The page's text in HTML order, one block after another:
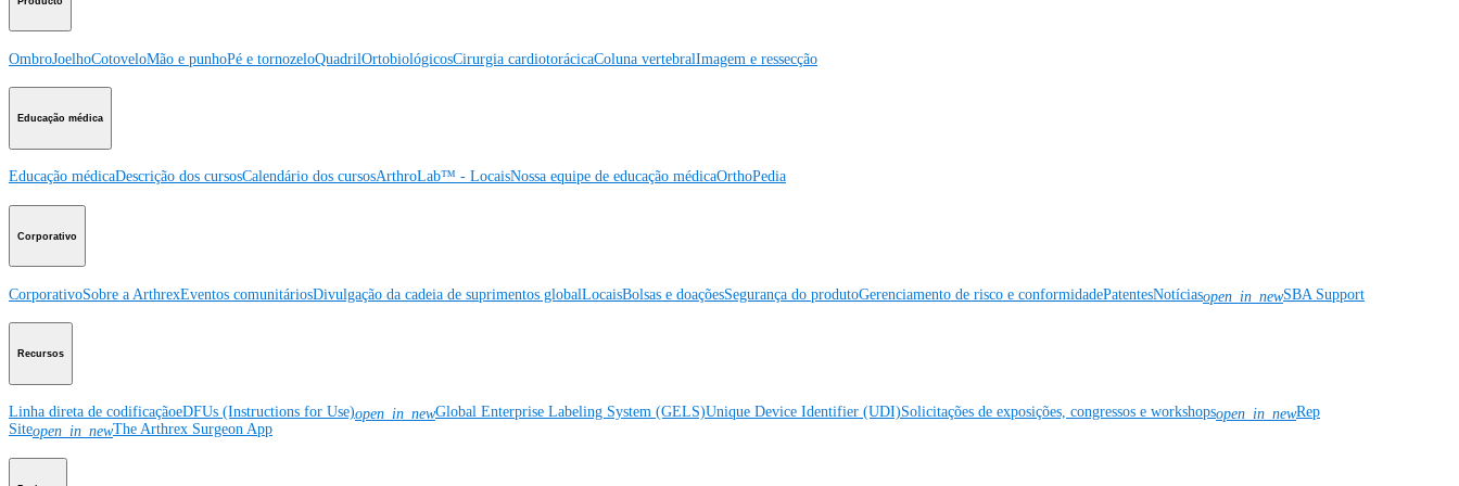
OmbroJoelhoCotoveloMão e punhoPé e tornozeloQuadrilOrtobiológicosCirurgia cardiotorácicaColuna vertebralImagem e ressecção
Educação médica
Educação médicaDescrição dos cursosCalendário dos cursosArthroLab™ - LocaisNossa equipe de educação médicaOrthoPedia
Corporativo
CorporativoSobre a ArthrexEventos comunitáriosDivulgação da cadeia de suprimentos globalLocaisBolsas e doaçõesSegurança do produtoGerenciamento de risco e conformidadePatentesNotíciasopen_in_newSBA Support
Recursos
Linha direta de codificaçãoeDFUs (Instructions for Use)open_in_newGlobal Enterprise Labeling System (GELS)Unique Device Identifier (UDI)Solicitações de exposições, congressos e workshopsopen_in_newRep
Siteopen_in_newThe Arthrex Surgeon App